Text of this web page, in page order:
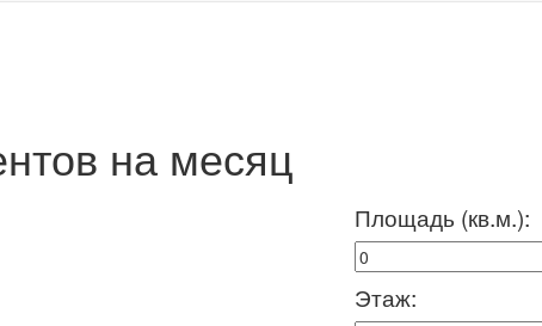
на месяц
Площадь (кв.м.):
Этаж: